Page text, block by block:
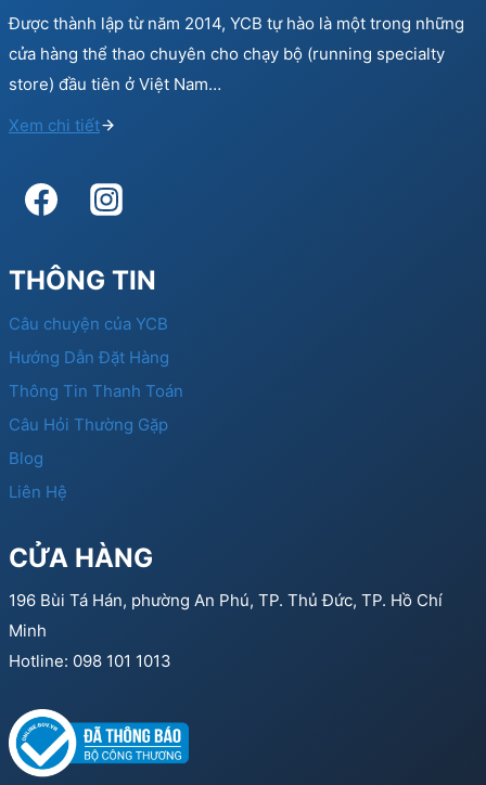
Được thành lập từ năm 2014, YCB tự hào là một trong những
cửa hàng thể thao chuyên cho chạy bộ (running specialty
store) đầu tiên ở Việt Nam…
Xem chi tiết
THÔNG TIN
Câu chuyện của YCB
Hướng Dẫn Đặt Hàng
Thông Tin Thanh Toán
Câu Hỏi Thường Gặp
Blog
Liên Hệ
CỬA HÀNG
196 Bùi Tá Hán, phường An Phú, TP. Thủ Đức, TP. Hồ Chí
Minh
Hotline: 098 101 1013